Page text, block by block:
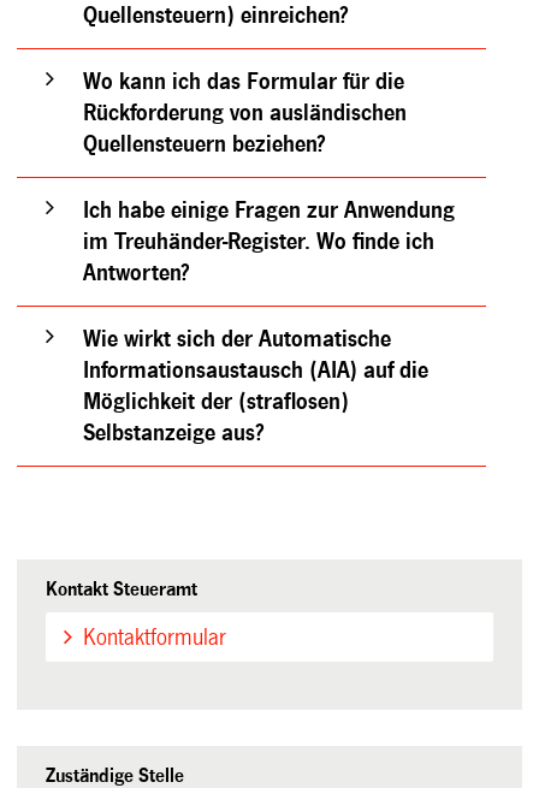
Quellensteuern) einreichen?
Wo kann ich das Formular für die
Rückforderung von ausländischen
Quellensteuern beziehen?
Ich habe einige Fragen zur Anwendung
im Treuhänder-Register. Wo finde ich
Antworten?
Wie wirkt sich der Automatische
Informationsaustausch (AIA) auf die
Möglichkeit der (straflosen)
Selbstanzeige aus?
Kontakt Steueramt
Kontaktformular
Zuständige Stelle